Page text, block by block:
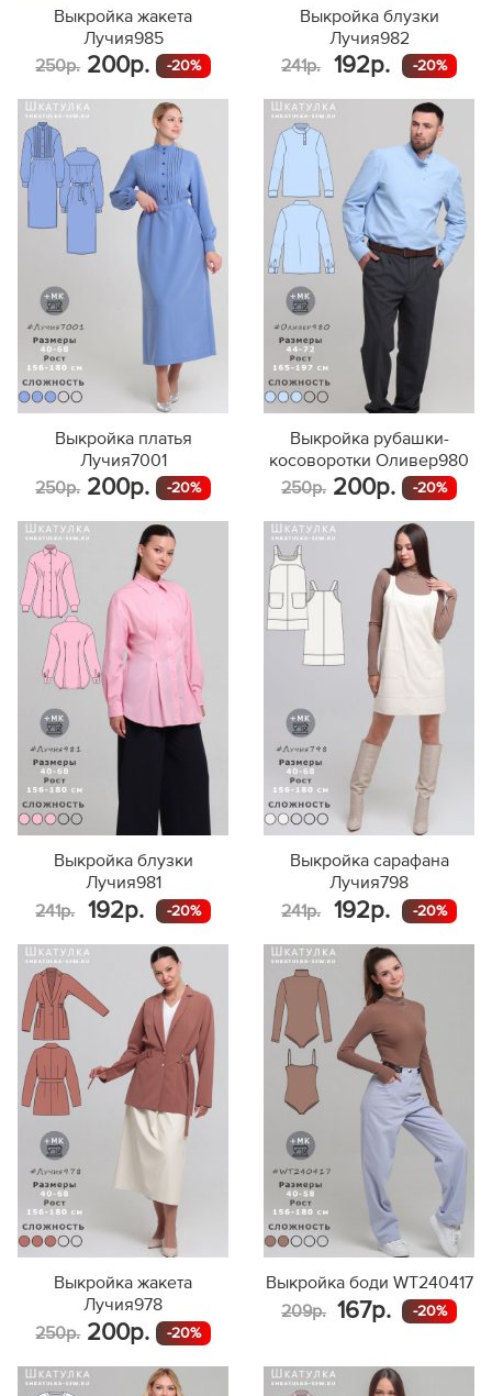
Выкройка жакета
Лучия985
250р. 200р. -20%
Выкройка блузки
Лучия982
241р.
192р. -20%
Выкройка платья
Лучия7001
250р. 200р. -20%
Выкройка рубашки-
косоворотки Оливер980
250р. 200р. -20%
Выкройка блузки
Лучия981
241р.
192р. -20%
Выкройка сарафана
Лучия798
241р.
192р. -20%
Выкройка жакета
Лучия978
250р. 200р. -20%
Выкройка боди WT240417
209р.
167р. -20%